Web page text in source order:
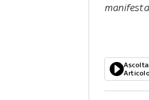
Ascolta